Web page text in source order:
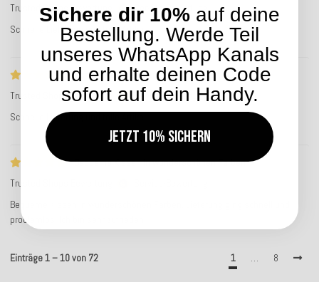
Trusted Shops Bewertung
Service-Bewertung
Schnelle Lieferung und tolle Artikel
Schnelle Lieferung und tolle Artikel
Trusted Shops Bewertung
Service-Bewertung
Schnelle Lieferung und tolle Artikel
Bequeme Kissen in wunderschönen Farben
Trusted Shops Bewertung
Bequeme Kissen in wunderschönen Farben. Lieferung ging schnell und
problemlos. Ich bin sehr zufrieden.
Einträge 1 – 10 von 72 1 … 8
Sichere dir 10% auf deine
Bestellung. Werde Teil
unseres WhatsApp Kanals
und erhalte deinen Code
sofort auf dein Handy.
Jetzt 10% sichern